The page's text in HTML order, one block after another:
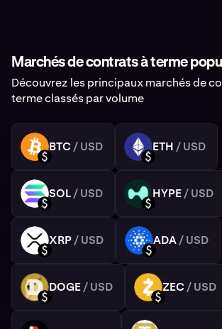
Marchés de contrats à terme
Découvrez les principaux marchés de
terme classés par volume
BTC
USD
BTC / USD
ETH
USD
ETH / USD
SOL
USD
SOL/ USD
HYPE
USD
HYPE/ USD
XRP
USD
XRP/ USD
ADA
USD
ADA/ USD
DOGE
USD
DOGE/ USD
ZEC
USD
ZEC / USD